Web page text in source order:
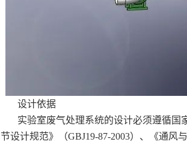
设计依据
实验室废气处理系统的设计必须遵循国
节设计规范》（GBJ19-87-2003）、《通风